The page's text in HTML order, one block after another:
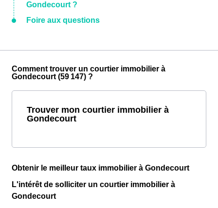
Gondecourt ?
Foire aux questions
Comment trouver un courtier immobilier à
Gondecourt (59 147) ?
Trouver mon courtier immobilier à
Gondecourt
Obtenir le meilleur taux immobilier à Gondecourt
L'intérêt de solliciter un courtier immobilier à
Gondecourt